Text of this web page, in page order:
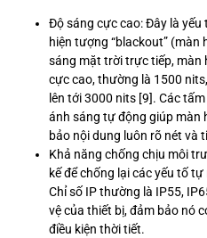
Độ sáng cực cao: Đây là
hiện tượng “blackout” (màn
sáng mặt trời trực tiếp, màn
cực cao, thường là 1500
lên tới 3000 nits [9]. Các
ánh sáng tự động giúp màn
bảo nội dung luôn rõ nét và
Khả năng chống chịu môi
kế để chống lại các yếu tố
Chỉ số IP thường là IP55,
vệ của thiết bị, đảm bảo nó
điều kiện thời tiết.